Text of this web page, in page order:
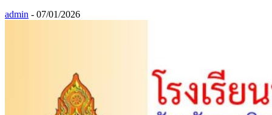
admin - 07/01/2026